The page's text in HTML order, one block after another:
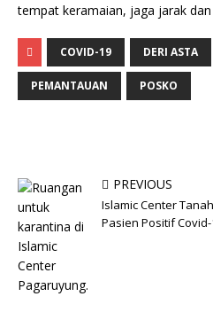
tempat keramaian, jaga jarak
COVID-19 DERI ASTA
PEMANTAUAN POSKO
PREVIOUS
Islamic Center
Pasien Positif